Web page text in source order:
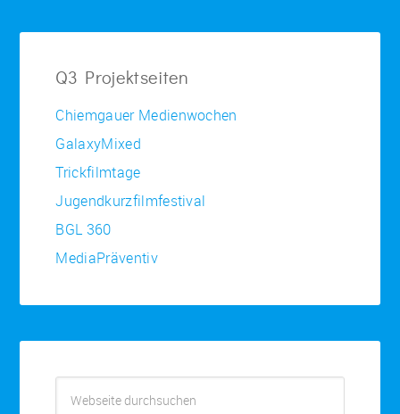
Q3 Projektseiten
Chiemgauer Medienwochen
GalaxyMixed
Trickfilmtage
Jugendkurzfilmfestival
BGL 360
MediaPräventiv